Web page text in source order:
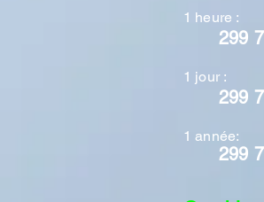
1 heure :
299
1 jour :
299
1 année:
299